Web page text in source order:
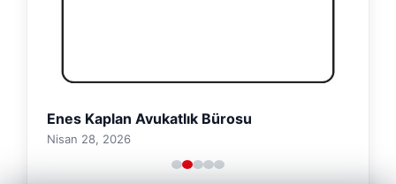
Enes Kaplan Avukatlık Bürosu
Nisan 28, 2026